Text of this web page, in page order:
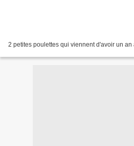
2 petites poulettes qui viennent d'avoir un